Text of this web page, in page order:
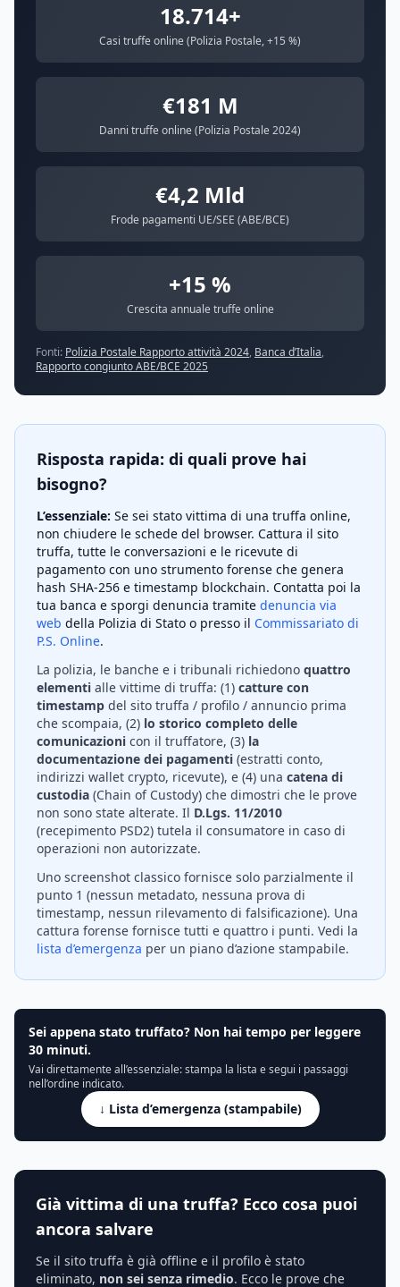
18.714+
Casi truffe online (Polizia Postale, +15 %)
€181 M
Danni truffe online (Polizia Postale 2024)
€4,2 Mld
Frode pagamenti UE/SEE (ABE/BCE)
+15 %
Crescita annuale truffe online
Fonti: Polizia Postale Rapporto attività 2024, Banca d’Italia,
Rapporto congiunto ABE/BCE 2025
Risposta rapida: di quali prove hai
bisogno?
L’essenziale: Se sei stato vittima di una truffa online,
non chiudere le schede del browser. Cattura il sito
truffa, tutte le conversazioni e le ricevute di
pagamento con uno strumento forense che genera
hash SHA-256 e timestamp blockchain. Contatta poi la
tua banca e sporgi denuncia tramite denuncia via
web della Polizia di Stato o presso il Commissariato di
P.S. Online.
La polizia, le banche e i tribunali richiedono quattro
elementi alle vittime di truffa: (1) catture con
timestamp del sito truffa / profilo / annuncio prima
che scompaia, (2) lo storico completo delle
comunicazioni con il truffatore, (3) la
documentazione dei pagamenti (estratti conto,
indirizzi wallet crypto, ricevute), e (4) una catena di
custodia (Chain of Custody) che dimostri che le prove
non sono state alterate. Il D.Lgs. 11/2010
(recepimento PSD2) tutela il consumatore in caso di
operazioni non autorizzate.
Uno screenshot classico fornisce solo parzialmente il
punto 1 (nessun metadato, nessuna prova di
timestamp, nessun rilevamento di falsificazione). Una
cattura forense fornisce tutti e quattro i punti. Vedi la
lista d’emergenza per un piano d’azione stampabile.
Sei appena stato truffato? Non hai tempo per leggere
30 minuti.
Vai direttamente all’essenziale: stampa la lista e segui i passaggi
nell’ordine indicato.
↓ Lista d’emergenza (stampabile)
Già vittima di una truffa? Ecco cosa puoi
ancora salvare
Se il sito truffa è già offline e il profilo è stato
eliminato, non sei senza rimedio. Ecco le prove che